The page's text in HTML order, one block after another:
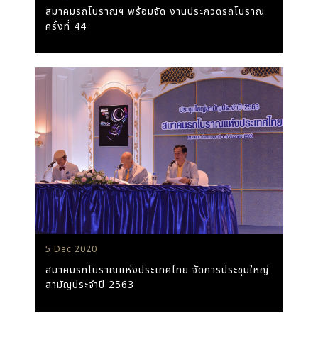
สมาคมรถโบราณฯ พร้อมจัด งานประกวดรถโบราณ
ครั้งที่ 44
5 Dec 2020
สมาคมรถโบราณแห่งประเทศไทย จัดการประชุมใหญ่
สามัญประจำปี 2563